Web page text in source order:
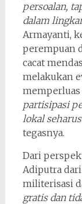
persoalan,
dalam
Armayanti,
perempuan
cacat
melakukan
memperluas
partisipasi
lokal
tegasnya.
Dari
Adiputra
militerisasi
gratis dan